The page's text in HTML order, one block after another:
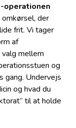
operationen
der
frit. Vi tager
af
mellem
og
gang. Undervejs
og hvad du
til at holde